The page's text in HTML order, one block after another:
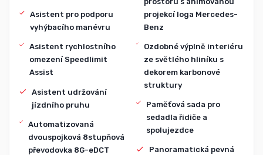
Asistent pro podporu
vyhýbacího manévru
Asistent rychlostního
omezení Speedlimit
Assist
Asistent udržování
jízdního pruhu
Automatizovaná
dvouspojková 8stupňová
převodovka 8G-eDCT
projekcí loga Mercedes-
Benz
Ozdobné výplně interiéru
ze světlého hliníku s
dekorem karbonové
struktury
Paměťová sada pro
sedadla řidiče a
spolujezdce
Panoramatická pevná